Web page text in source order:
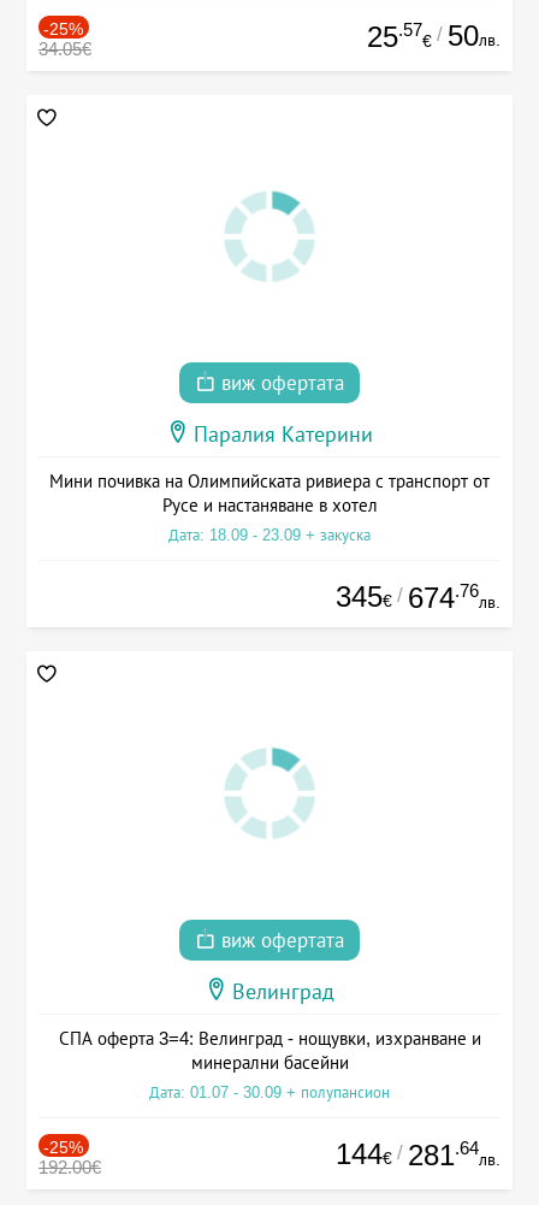
-25%
34.05€ 25.57
€ / 50лв.
виж офертата
Паралия Катерини
Мини почивка на Олимпийската ривиера с транспорт от
Русе и настаняване в хотел
Дата: 18.09 - 23.09 + закуска
345€ / 674.76
лв.
виж офертата
Велинград
СПА оферта 3=4: Велинград - нощувки, изхранване и
минерални басейни
Дата: 01.07 - 30.09 + полупансион
-25%
192.00€ 144€ / 281.64
лв.